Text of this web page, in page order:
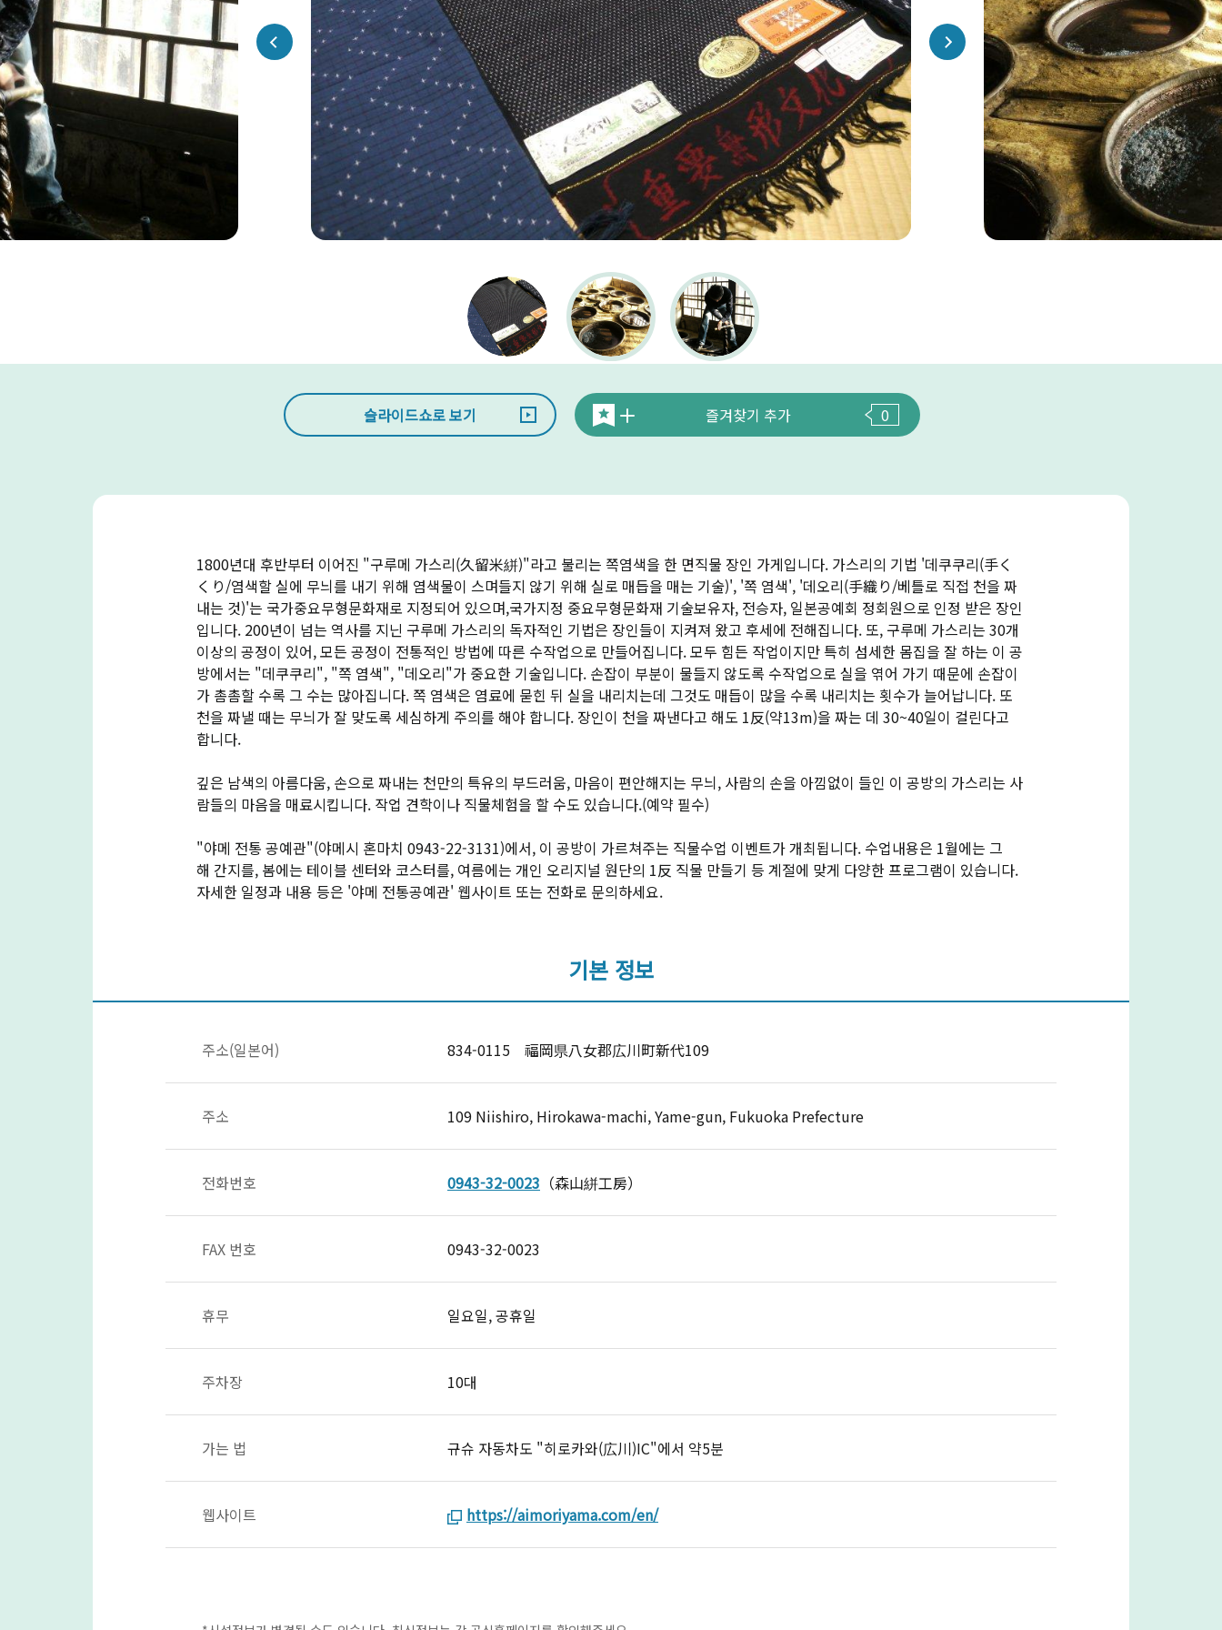
슬라이드쇼로 보기 즐겨찾기 추가 0
1800년대 후반부터 이어진 "구루메 가스리(久留米絣)"라고 불리는 쪽염색을 한 면직물 장인 가게입니다. 가스리의 기법 '데쿠쿠리(手く
くり/염색할 실에 무늬를 내기 위해 염색물이 스며들지 않기 위해 실로 매듭을 매는 기술)', '쪽 염색', '데오리(手織り/베틀로 직접 천을 짜
내는 것)'는 국가중요무형문화재로 지정되어 있으며,국가지정 중요무형문화재 기술보유자, 전승자, 일본공예회 정회원으로 인정 받은 장인
입니다. 200년이 넘는 역사를 지닌 구루메 가스리의 독자적인 기법은 장인들이 지켜져 왔고 후세에 전해집니다. 또, 구루메 가스리는 30개
이상의 공정이 있어, 모든 공정이 전통적인 방법에 따른 수작업으로 만들어집니다. 모두 힘든 작업이지만 특히 섬세한 몸집을 잘 하는 이 공
방에서는 "데쿠쿠리", "쪽 염색", "데오리"가 중요한 기술입니다. 손잡이 부분이 물들지 않도록 수작업으로 실을 엮어 가기 때문에 손잡이
가 촘촘할 수록 그 수는 많아집니다. 쪽 염색은 염료에 묻힌 뒤 실을 내리치는데 그것도 매듭이 많을 수록 내리치는 횟수가 늘어납니다. 또
천을 짜낼 때는 무늬가 잘 맞도록 세심하게 주의를 해야 합니다. 장인이 천을 짜낸다고 해도 1反(약13m)을 짜는 데 30~40일이 걸린다고
합니다.
깊은 남색의 아름다움, 손으로 짜내는 천만의 특유의 부드러움, 마음이 편안해지는 무늬, 사람의 손을 아낌없이 들인 이 공방의 가스리는 사
람들의 마음을 매료시킵니다. 작업 견학이나 직물체험을 할 수도 있습니다.(예약 필수)
"야메 전통 공예관"(야메시 혼마치 0943-22-3131)에서, 이 공방이 가르쳐주는 직물수업 이벤트가 개최됩니다. 수업내용은 1월에는 그
해 간지를, 봄에는 테이블 센터와 코스터를, 여름에는 개인 오리지널 원단의 1反 직물 만들기 등 계절에 맞게 다양한 프로그램이 있습니다.
자세한 일정과 내용 등은 '야메 전통공예관' 웹사이트 또는 전화로 문의하세요.
기본 정보
주소(일본어) 834-0115 福岡県八女郡広川町新代109
주소 109 Niishiro, Hirokawa-machi, Yame-gun, Fukuoka Prefecture
전화번호 0943-32-0023 （森山絣工房）
FAX 번호 0943-32-0023
휴무 일요일, 공휴일
주차장 10대
가는 법 규슈 자동차도 "히로카와(広川)IC"에서 약5분
웹사이트 https://aimoriyama.com/en/